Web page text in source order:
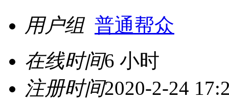
用户组 普通帮众
在线时间6 小时
注册时间2020-2-24